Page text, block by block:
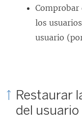
Comprobar
los
usuario
Restaurar
del usuario